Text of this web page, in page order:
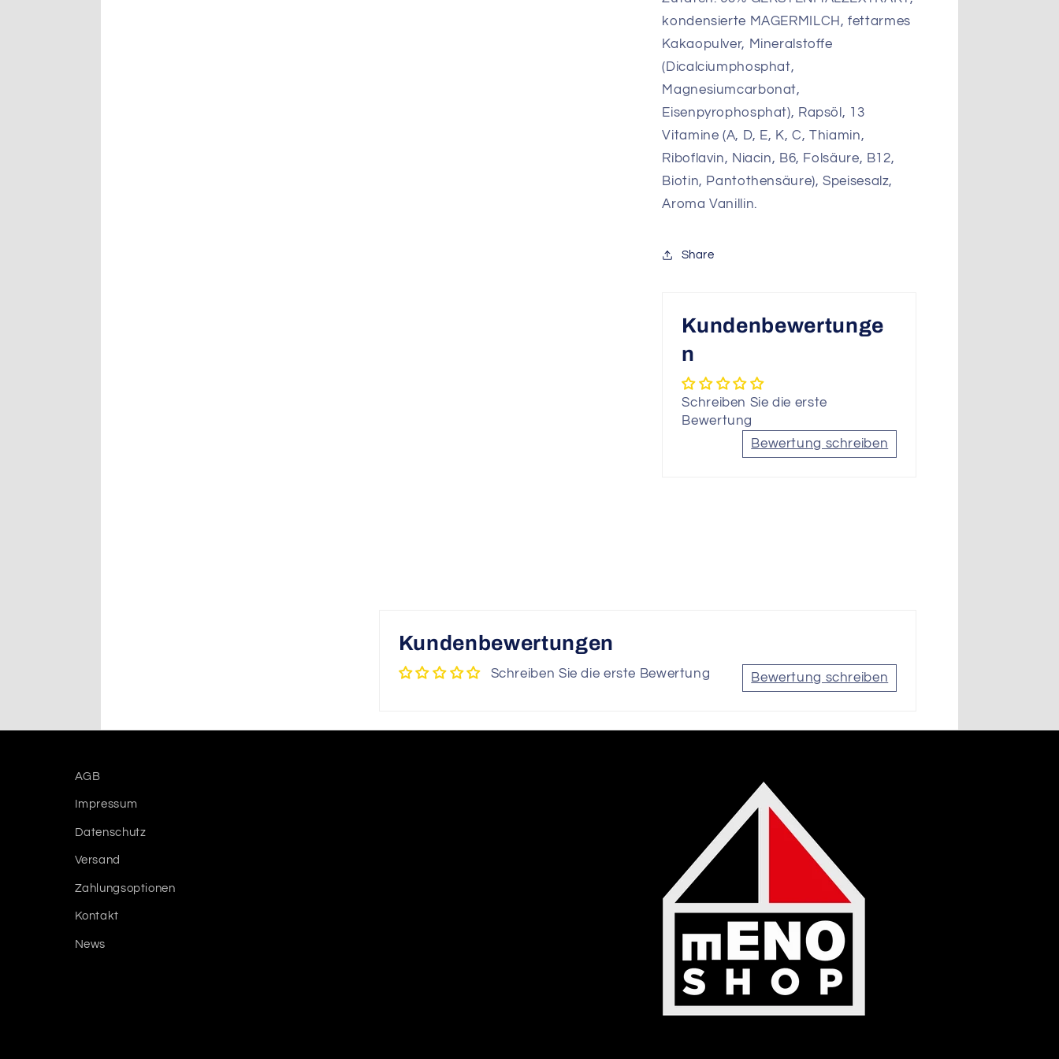
kondensierte MAGERMILCH, fettarmes
Kakaopulver, Mineralstoffe
(Dicalciumphosphat,
Magnesiumcarbonat,
Eisenpyrophosphat), Rapsöl, 13
Vitamine (A, D, E, K, C, Thiamin,
Riboflavin, Niacin, B6, Folsäure, B12,
Biotin, Pantothensäure), Speisesalz,
Aroma Vanillin.
Share
Kundenbewertunge
n
Schreiben Sie die erste
Bewertung
Bewertung schreiben
Kundenbewertungen
Schreiben Sie die erste Bewertung Bewertung schreiben
AGB
Impressum
Datenschutz
Versand
Zahlungsoptionen
Kontakt
News